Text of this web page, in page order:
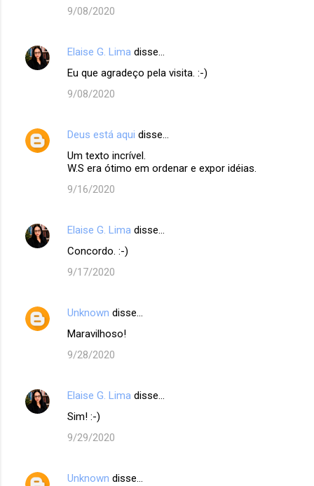
9/08/2020
Elaise G. Lima disse…
Eu que agradeço pela visita. :-)
9/08/2020
Deus está aqui disse…
Um texto incrível.
W.S era ótimo em ordenar e expor idéias.
9/16/2020
Elaise G. Lima disse…
Concordo. :-)
9/17/2020
Unknown disse…
Maravilhoso!
9/28/2020
Elaise G. Lima disse…
Sim! :-)
9/29/2020
Unknown disse…